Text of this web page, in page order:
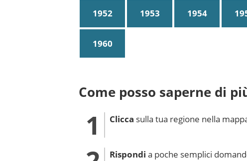
1952 1953 1954
1960
Come posso saperne di
Clicca sulla tua regione nella
Rispondi a poche semplici